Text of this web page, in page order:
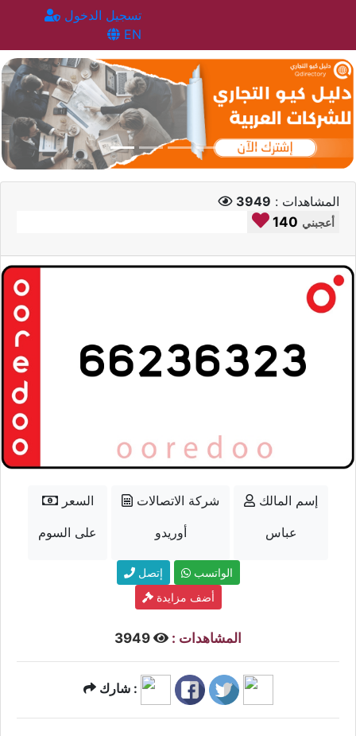
تسجيل الدخول
EN
المشاهدات : 3949
140 أعجبني
السعر
على السوم
شركة الاتصالات
أوريدو
إسم المالك
عباس
إتصل
الواتسب
أضف مزايدة
المشاهدات :
شارك :